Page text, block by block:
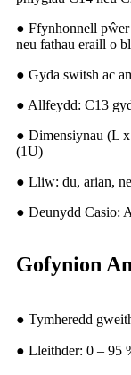
● Ffynhonnell
neu fathau eraill o
● Gyda switsh ac
● Allfeydd: C13
● Dimensiynau (L
(1U)
● Lliw: du, arian,
● Deunydd Casio:
Gofynion
● Tymheredd
● Lleithder: 0 – 95